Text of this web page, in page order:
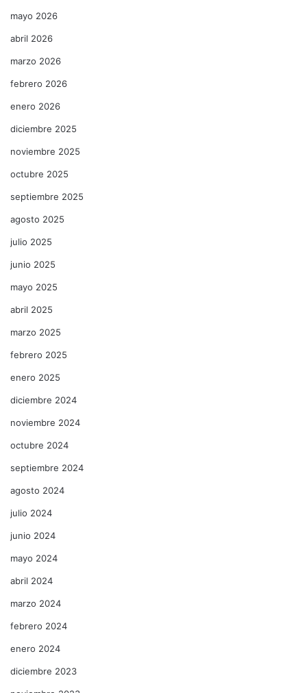
mayo 2026
abril 2026
marzo 2026
febrero 2026
enero 2026
diciembre 2025
noviembre 2025
octubre 2025
septiembre 2025
agosto 2025
julio 2025
junio 2025
mayo 2025
abril 2025
marzo 2025
febrero 2025
enero 2025
diciembre 2024
noviembre 2024
octubre 2024
septiembre 2024
agosto 2024
julio 2024
junio 2024
mayo 2024
abril 2024
marzo 2024
febrero 2024
enero 2024
diciembre 2023